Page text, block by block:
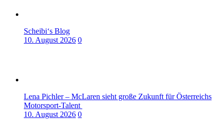
Scheibi‘s Blog
10. August 2026 0
Lena Pichler – McLaren sieht große Zukunft für Österreichs
Motorsport-Talent
10. August 2026 0